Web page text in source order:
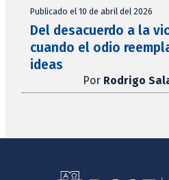
Publicado el 10 de abril del 2026
Del desacuerdo a la
cuando el odio
ideas
Por Rodrigo